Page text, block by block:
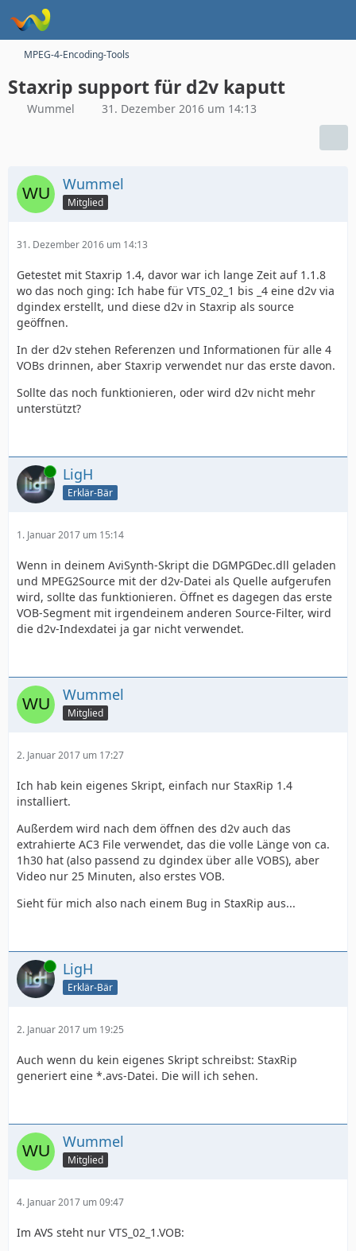
MPEG-4-Encoding-Tools
Staxrip support für d2v kaputt
Wummel 31. Dezember 2016 um 14:13
Wummel
Mitglied
31. Dezember 2016 um 14:13
Getestet mit Staxrip 1.4, davor war ich lange Zeit auf 1.1.8
wo das noch ging: Ich habe für VTS_02_1 bis _4 eine d2v via
dgindex erstellt, und diese d2v in Staxrip als source
geöffnen.
In der d2v stehen Referenzen und Informationen für alle 4
VOBs drinnen, aber Staxrip verwendet nur das erste davon.
Sollte das noch funktionieren, oder wird d2v nicht mehr
unterstützt?
Online LigH
Erklär-Bär
1. Januar 2017 um 15:14
Wenn in deinem AviSynth-Skript die DGMPGDec.dll geladen
und MPEG2Source mit der d2v-Datei als Quelle aufgerufen
wird, sollte das funktionieren. Öffnet es dagegen das erste
VOB-Segment mit irgendeinem anderen Source-Filter, wird
die d2v-Indexdatei ja gar nicht verwendet.
Wummel
Mitglied
2. Januar 2017 um 17:27
Ich hab kein eigenes Skript, einfach nur StaxRip 1.4
installiert.
Außerdem wird nach dem öffnen des d2v auch das
extrahierte AC3 File verwendet, das die volle Länge von ca.
1h30 hat (also passend zu dgindex über alle VOBS), aber
Video nur 25 Minuten, also erstes VOB.
Sieht für mich also nach einem Bug in StaxRip aus...
Online LigH
Erklär-Bär
2. Januar 2017 um 19:25
Auch wenn du kein eigenes Skript schreibst: StaxRip
generiert eine *.avs-Datei. Die will ich sehen.
Wummel
Mitglied
4. Januar 2017 um 09:47
Im AVS steht nur VTS_02_1.VOB: